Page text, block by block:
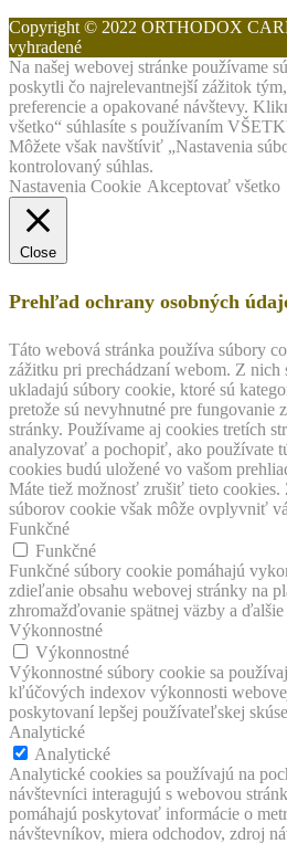
Copyright © 2022 ORTHODOX
vyhradené
Na našej webovej stránke používame
poskytli čo najrelevantnejší zážitok
preferencie a opakované návštevy.
všetko“ súhlasíte s používaním
Môžete však navštíviť „Nastavenia
kontrolovaný súhlas.
Nastavenia Cookie Akceptovať všetko
Close
Prehľad ochrany osobných
Táto webová stránka používa súbory
zážitku pri prechádzaní webom. Z nich
ukladajú súbory cookie, ktoré sú
pretože sú nevyhnutné pre fungovanie
stránky. Používame aj cookies tretích
analyzovať a pochopiť, ako používate
cookies budú uložené vo vašom
Máte tiež možnosť zrušiť tieto
súborov cookie však môže ovplyvniť
Funkčné
Funkčné
Funkčné súbory cookie pomáhajú
zdieľanie obsahu webovej stránky na
zhromažďovanie spätnej väzby a
Výkonnostné
Výkonnostné
Výkonnostné súbory cookie sa
kľúčových indexov výkonnosti
poskytovaní lepšej používateľskej
Analytické
Analytické
Analytické cookies sa používajú na
návštevníci interagujú s webovou
pomáhajú poskytovať informácie o
návštevníkov, miera odchodov, zdroj